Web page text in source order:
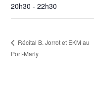
20h30 - 22h30
Récital B. Jorrot et EKM au
Port-Marly